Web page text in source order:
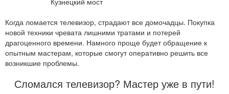
Когда ломается телевизор, страдают все домочадцы. Покупка
новой техники чревата лишними тратами и потерей
драгоценного времени. Намного проще будет обращение к
опытным мастерам, которые смогут оперативно решить все
возникшие проблемы.
Сломался телевизор? Мастер уже в пути!